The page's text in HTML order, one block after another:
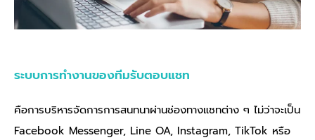
ระบบการทำงานของทีมรับตอบแชท
คือการบริหารจัดการการสนทนาผ่านช่องทางแชทต่าง ๆ ไม่ว่าจะเป็น
Facebook Messenger, Line OA, Instagram, TikTok หรือ